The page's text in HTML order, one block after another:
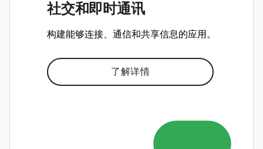
社交和即时通讯
构建能够连接、通信和共享信息的应用。
了解详情